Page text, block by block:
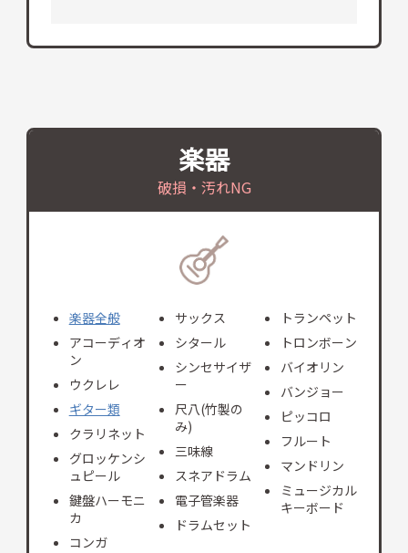
楽器
破損・汚れNG
楽器全般
アコーディオ
ン
ウクレレ
ギター類
クラリネット
グロッケンシ
ュピール
鍵盤ハーモニ
カ
コンガ
サックス
シタール
シンセサイザ
ー
尺八(竹製の
み)
三味線
スネアドラム
電子管楽器
ドラムセット
トランペット
トロンボーン
バイオリン
バンジョー
ピッコロ
フルート
マンドリン
ミュージカル
キーボード